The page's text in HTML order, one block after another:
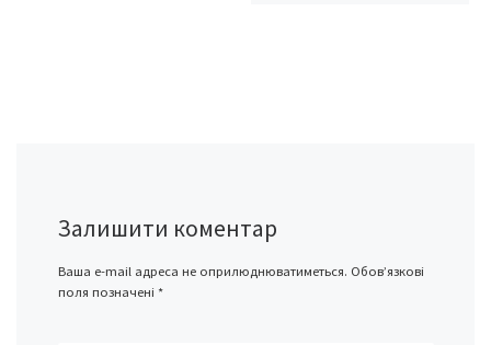
Залишити коментар
Ваша e-mail адреса не оприлюднюватиметься. Обов’язкові
поля позначені *